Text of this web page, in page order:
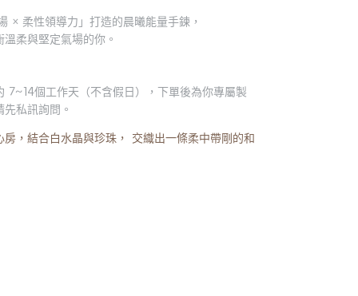
× 柔性領導力」打造的晨曦能量手鍊，
柔與堅定氣場的你。
7~14個工作天（不含假日），下單後為你專屬製
私訊詢問。
，結合白水晶與珍珠， 交織出一條柔中帶剛的和